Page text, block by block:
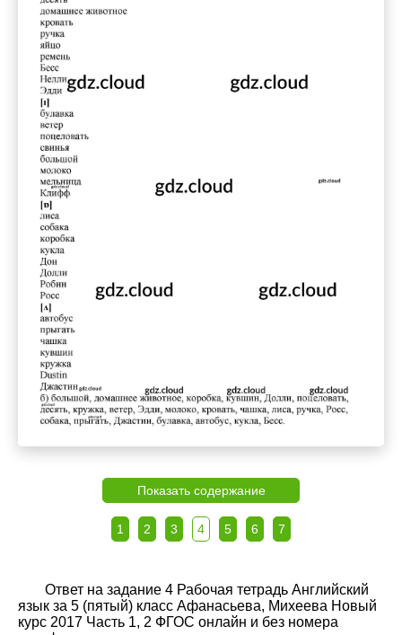
Показать содержание
1 2 3 4 5 6 7
Ответ на задание 4 Рабочая тетрадь Английский
язык за 5 (пятый) класс Афанасьева, Михеева Новый
курс 2017 Часть 1, 2 ФГОС онлайн и без номера